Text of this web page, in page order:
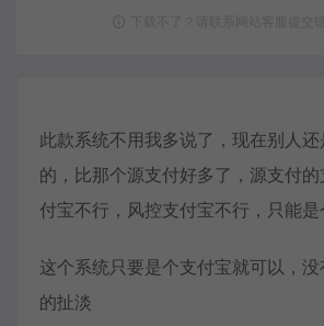
此款系统不用我多说了，现在别人
的，比那个源支付好多了，源支付
付宝不行，风控支付宝不行，只能
这个系统只要是个支付宝就可以，
的扯淡